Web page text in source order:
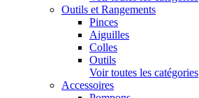
Outils et Rangements
Pinces
Aiguilles
Colles
Outils
Voir toutes les catégories
Accessoires